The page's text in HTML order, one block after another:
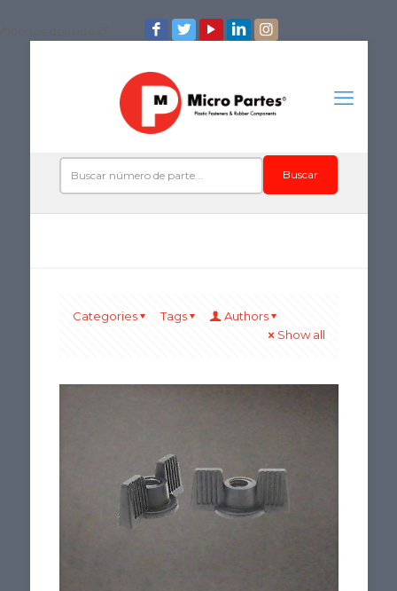
Buscar
Categories Tags
Authors
Show all